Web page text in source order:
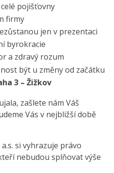
pojišťovny
firmy
jen v prezentaci
byrokracie
a zdravý rozum
být u změny od začátku
3 – Žižkov
zašlete nám Váš
Vás v nejbližší době
a.s. si vyhrazuje právo
nebudou splňovat výše